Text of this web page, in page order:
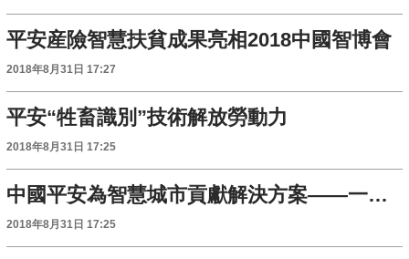
平安産險智慧扶貧成果亮相2018中國智博會
2018年8月31日 17:27
平安“牲畜識別”技術解放勞動力
2018年8月31日 17:25
中國平安為智慧城市貢獻解決方案——一個企業公民的擔當
2018年8月31日 17:25